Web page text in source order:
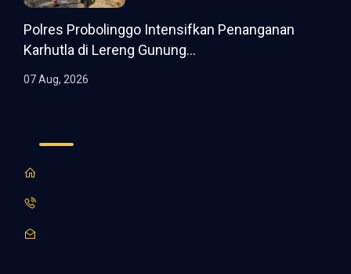
Polres Probolinggo Intensifkan Penanganan
Karhutla di Lereng Gunung...
07 Aug, 2026